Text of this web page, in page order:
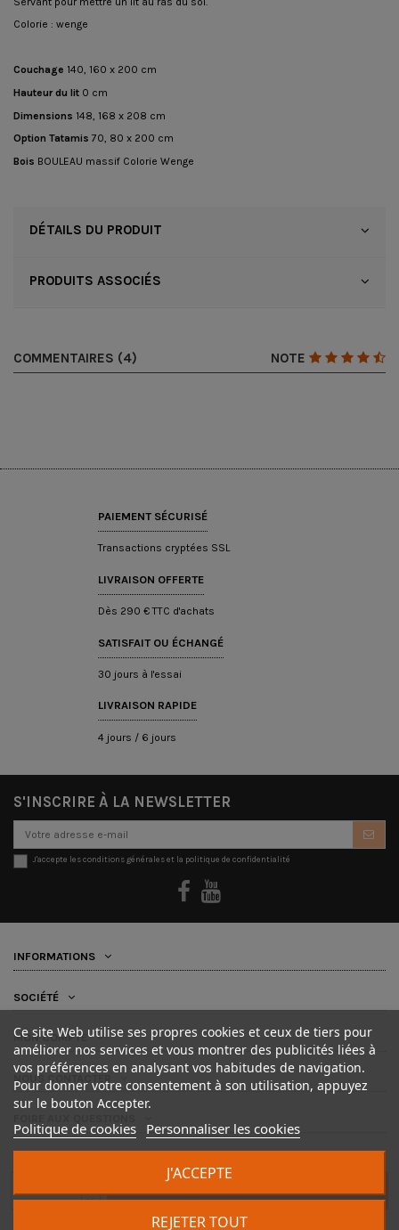
AJOUTER AU PANIER
Colorie : wenge
Couchage 140, 160 x 200 cm
Hauteur du lit 0 cm
Dimensions 148, 168 x 208 cm
Option Tatamis 70, 80 x 200 cm
Bois BOULEAU massif Colorie Wenge
DÉTAILS DU PRODUIT
PRODUITS ASSOCIÉS
NOTE
COMMENTAIRES (4)
PAIEMENT SÉCURISÉ
Transactions cryptées SSL
LIVRAISON OFFERTE
Dès 290 € TTC d'achats
SATISFAIT OU ÉCHANGÉ
30 jours à l'essai
LIVRAISON RAPIDE
4 jours / 6 jours
S'INSCRIRE À LA NEWSLETTER
J'accepte les conditions générales et la politique de confidentialité
INFORMATIONS
SOCIÉTÉ
MON COMPTE
NOUS CONTACTER
Ce site Web utilise ses propres cookies et ceux de tiers pour
améliorer nos services et vous montrer des publicités liées à
vos préférences en analysant vos habitudes de navigation.
Pour donner votre consentement à son utilisation, appuyez
sur le bouton Accepter.
Politique de cookies Personnaliser les cookies
REJETER TOUT
J'ACCEPTE
FUTON MANIA © 2025 - Tous droits réservés • Création site :